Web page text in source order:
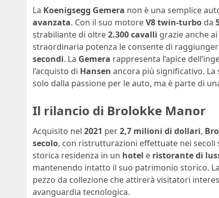
La Koenigsegg Gemera non è una semplice
avanzata. Con il suo motoreV8 twin-turbo da
strabiliante di oltre2.300 cavalli grazie anche
straordinaria potenza le consente di
secondi. La Gemera rappresenta l’apice
l’acquisto di Hansen ancora più significativo. La
solo dalla passione per le auto, ma è parte di
Il rilancio di Brolokke Manor
Acquisito nel 2021 per2,7 milioni di dollari,
secolo, con ristrutturazioni effettuate nei secoli
storica residenza in un hotel e ristorante di
mantenendo intatto il suo patrimonio storico. La
pezzo da collezione che attirerà visitatori
avanguardia tecnologica.